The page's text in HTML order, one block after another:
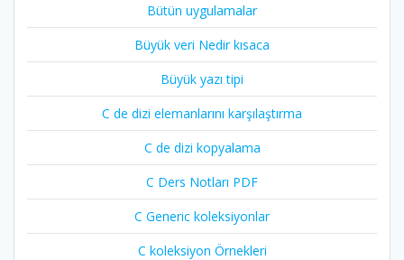
Bütün uygulamalar
Büyük veri Nedir kısaca
Büyük yazı tipi
C de dizi elemanlarını karşılaştırma
C de dizi kopyalama
C Ders Notları PDF
C Generic koleksiyonlar
C koleksiyon Örnekleri